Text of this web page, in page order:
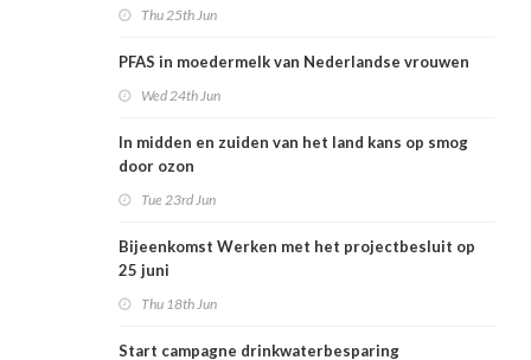
Thu 25th Jun
PFAS in moedermelk van Nederlandse vrouwen
Wed 24th Jun
In midden en zuiden van het land kans op smog
door ozon
Tue 23rd Jun
Bijeenkomst Werken met het projectbesluit op
25 juni
Thu 18th Jun
Start campagne drinkwaterbesparing